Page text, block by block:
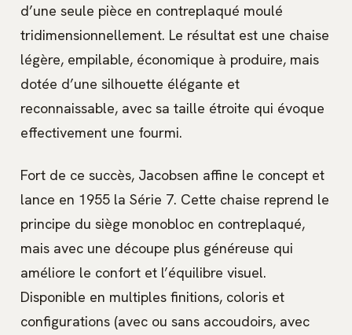
d’une seule pièce en contreplaqué moulé
tridimensionnellement. Le résultat est une chaise
légère, empilable, économique à produire, mais
dotée d’une silhouette élégante et
reconnaissable, avec sa taille étroite qui évoque
effectivement une fourmi.
Fort de ce succès, Jacobsen affine le concept et
lance en 1955 la Série 7. Cette chaise reprend le
principe du siège monobloc en contreplaqué,
mais avec une découpe plus généreuse qui
améliore le confort et l’équilibre visuel.
Disponible en multiples finitions, coloris et
configurations (avec ou sans accoudoirs, avec